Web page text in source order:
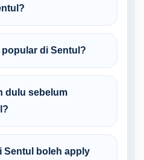
di Sentul?
dulu sebelum
Sentul boleh apply